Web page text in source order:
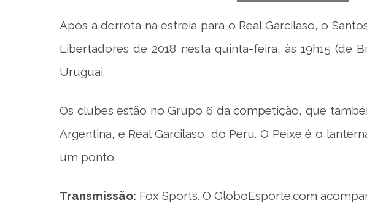
Após a derrota na estreia para o Real Garcilaso, o
Libertadores de 2018 nesta quinta-feira, às 19h15 (de
Uruguai.
Os clubes estão no Grupo 6 da competição, que
Argentina, e Real Garcilaso, do Peru. O Peixe é o
um ponto.
Transmissão: Fox Sports. O GloboEsporte.com